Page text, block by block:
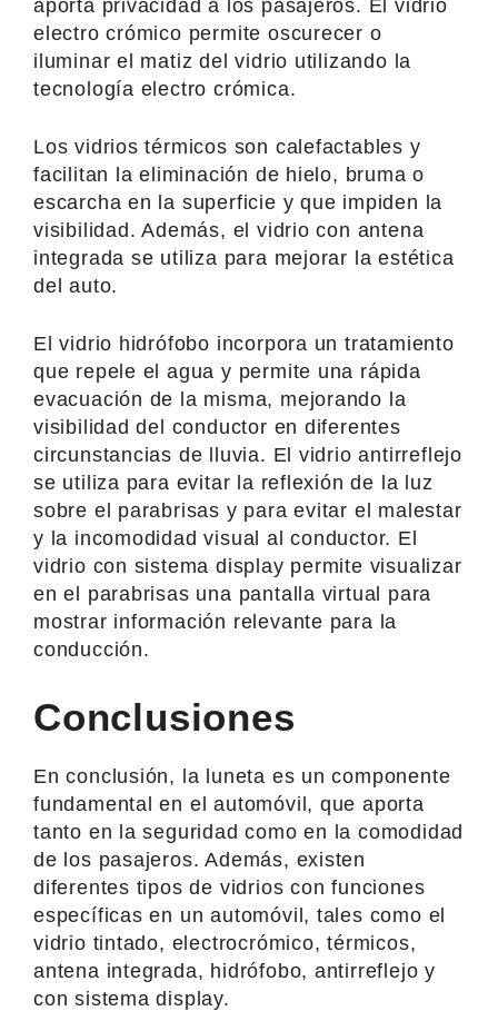
aporta privacidad a los pasajeros. El vidrio
electro crómico permite oscurecer o
iluminar el matiz del vidrio utilizando la
tecnología electro crómica.
Los vidrios térmicos son calefactables y
facilitan la eliminación de hielo, bruma o
escarcha en la superficie y que impiden la
visibilidad. Además, el vidrio con antena
integrada se utiliza para mejorar la estética
del auto.
El vidrio hidrófobo incorpora un tratamiento
que repele el agua y permite una rápida
evacuación de la misma, mejorando la
visibilidad del conductor en diferentes
circunstancias de lluvia. El vidrio antirreflejo
se utiliza para evitar la reflexión de la luz
sobre el parabrisas y para evitar el malestar
y la incomodidad visual al conductor. El
vidrio con sistema display permite visualizar
en el parabrisas una pantalla virtual para
mostrar información relevante para la
conducción.
Conclusiones
En conclusión, la luneta es un componente
fundamental en el automóvil, que aporta
tanto en la seguridad como en la comodidad
de los pasajeros. Además, existen
diferentes tipos de vidrios con funciones
específicas en un automóvil, tales como el
vidrio tintado, electrocrómico, térmicos,
antena integrada, hidrófobo, antirreflejo y
con sistema display.